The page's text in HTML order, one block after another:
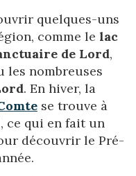
quelques-uns
comme le lac
de Lord,
les nombreuses
. En hiver, la
se trouve à
ce qui en fait un
découvrir le Pré-
Toujours actif
pour collecter des
Si vous
leur installation.
son navigateur,
leur installation sur son
qu'une telle
de navigation sur le